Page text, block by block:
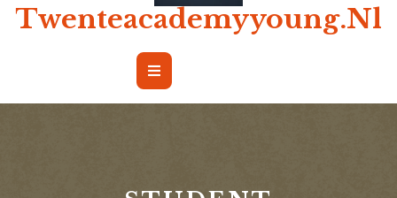
Twenteacademyyoung.nl
Open
Button